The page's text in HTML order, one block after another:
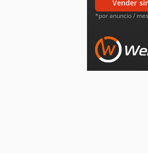
vender
*por anuncio / mes